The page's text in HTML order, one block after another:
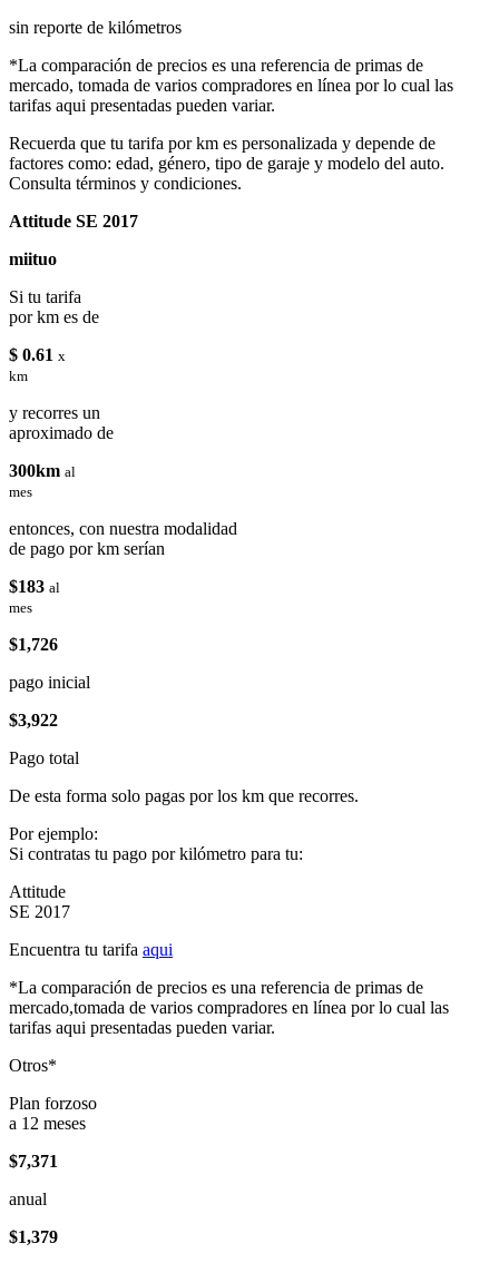
sin reporte de kilómetros
*La comparación de precios es una referencia de primas de
mercado, tomada de varios compradores en línea por lo cual las
tarifas aqui presentadas pueden variar.
Recuerda que tu tarifa por km es personalizada y depende de
factores como: edad, género, tipo de garaje y modelo del auto.
Consulta términos y condiciones.
Attitude SE 2017
miituo
Si tu tarifa
por km es de
$ 0.61 x
km
y recorres un
aproximado de
300km al
mes
entonces, con nuestra modalidad
de pago por km serían
$183 al
mes
$1,726
pago inicial
$3,922
Pago total
De esta forma solo pagas por los km que recorres.
Por ejemplo:
Si contratas tu pago por kilómetro para tu:
Attitude
SE 2017
Encuentra tu tarifa aqui
*La comparación de precios es una referencia de primas de
mercado,tomada de varios compradores en línea por lo cual las
tarifas aqui presentadas pueden variar.
Otros*
Plan forzoso
a 12 meses
$7,371
anual
$1,379